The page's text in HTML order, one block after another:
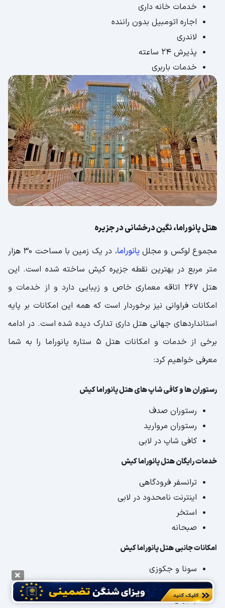
خدمات خانه داری
اجاره اتومبیل بدون راننده
لاندری
پذیرش 24 ساعته
خدمات باربری
هتل پانوراما، نگین درخشانی در جزیره
مجموع لوکس و مجللپانوراما
، در یک زمین با مساحت 30 هزار
متر مربع در بهترین نقطه جزیره کیش ساخته شده است. این
هتل 267 اتاقه معماری خاص و زیبایی دارد و از خدمات و
امکانات فراوانی نیز برخوردار است که همه این امکانات بر پایه
استانداردهای جهانی هتل داری تدارک دیده شده است. در ادامه
برخی از خدمات و امکانات هتل 5 ستاره پانوراما را به شما
معرفی خواهیم کرد:
رستوران ها و کافی شاپ های هتل پانوراما کیش
رستوران صدف
رستوران مروارید
کافی شاپ در لابی
خدمات رایگان هتل پانوراما کیش
ترانسفر فرودگاهی
اینترنت نامحدود در لابی
استخر
صبحانه
امکانات جانبی هتل پانوراما کیش
سونا و جکوزی
آتلیه
پذیرش 24 ساعته